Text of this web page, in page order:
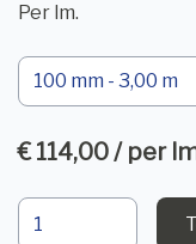
Per lm.
€ 114,00 / per